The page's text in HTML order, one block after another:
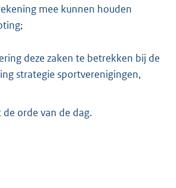
mee kunnen houden
deze zaken te betrekken bij de
strategie sportverenigingen,
orde van de dag.